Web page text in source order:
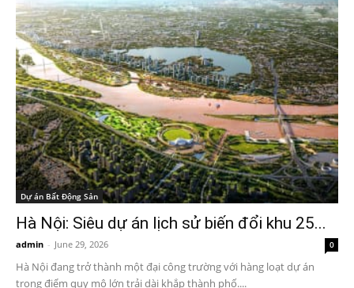
Dự án Bất Động Sản
Hà Nội: Siêu dự án lịch sử biến đổi khu 25...
admin - June 29, 2026 0
Hà Nội đang trở thành một đại công trường với hàng loạt dự án
trọng điểm quy mô lớn trải dài khắp thành phố....